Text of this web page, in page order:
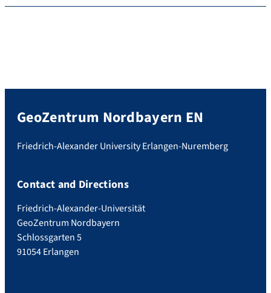
GeoZentrum Nordbayern EN
Friedrich-Alexander University Erlangen-Nuremberg
Contact and Directions
Friedrich-Alexander-Universität
GeoZentrum Nordbayern
Schlossgarten 5
91054 Erlangen